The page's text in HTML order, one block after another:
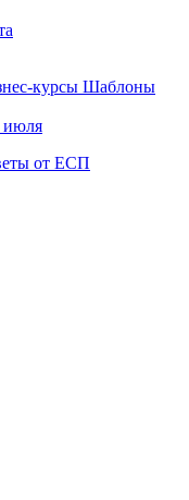
курсы Шаблоны
июля
от ЕСП